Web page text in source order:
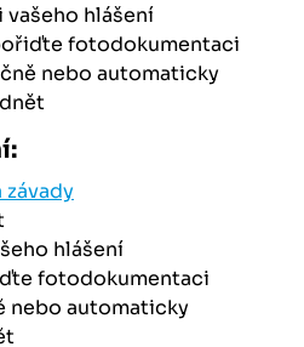
hlášení
fotodokumentaci
nebo automaticky
hlášení
fotodokumentaci
nebo automaticky